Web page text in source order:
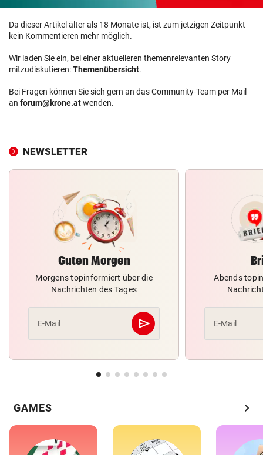
Da dieser Artikel älter als 18 Monate ist, ist zum jetzigen Zeitpunkt
kein Kommentieren mehr möglich.
Wir laden Sie ein, bei einer aktuelleren themenrelevanten Story
mitzudiskutieren:Themenübersicht.
Bei Fragen können Sie sich gern an das Community-Team per Mail
an forum@krone.atwenden.
NEWSLETTER
Guten Morgen
Morgens topinformiert über die
Nachrichten des Tages
E-Mail send
Abschicken
Abends
E-Mail
GAMES chevron_right